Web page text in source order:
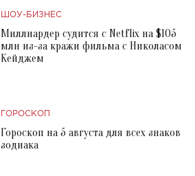
ШОУ-БИЗНЕС
Миллиардер судится с Netflix на $105
млн из-за кражи фильма с Николасом
Кейджем
ГОРОСКОП
Гороскоп на 5 августа для всех знаков
зодиака